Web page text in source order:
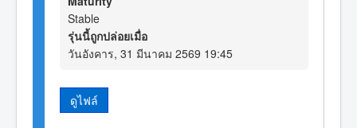
Stable
รุ่นนี้ถูกปล่อยเมื่อ
วันอังคาร, 31 มีนาคม 2569 19:45
ดูไฟล์